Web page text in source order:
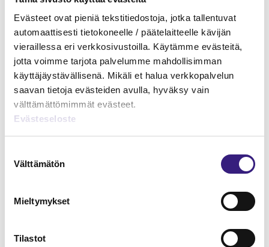
Evästeet ovat pieniä tekstitiedostoja, jotka tallentuvat
automaattisesti tietokoneelle / päätelaitteelle kävijän
vieraillessa eri verkkosivustoilla. Käytämme evästeitä,
jotta voimme tarjota palvelumme mahdollisimman
käyttäjäystävällisenä. Mikäli et halua verkkopalvelun
saavan tietoja evästeiden avulla, hyväksy vain
välttämättömimmät evästeet.
Evästeseloste
valinta
Välttämätön
Mieltymykset
TilastotPalkkaa vai osinkoa